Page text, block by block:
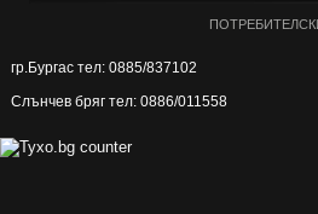
гр.Бургас тел: 0885/837102
Слънчев бряг тел: 0886/011558